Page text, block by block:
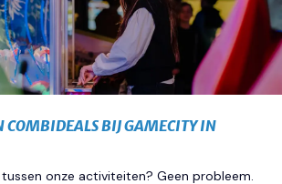
COMBIDEALS BIJ GAMECITY IN
onze activiteiten? Geen probleem.